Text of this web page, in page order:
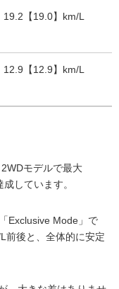
19.2【19.0】km/L
12.9【12.9】km/L
モデルで最大
しています。
Exclusive Mode」で
前後と、全体的に安定